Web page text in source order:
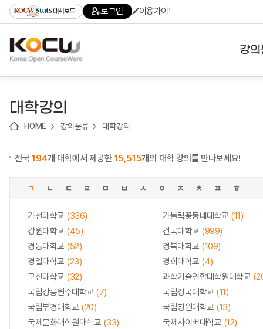
기
기
기
content)
가
대시보드 로그인 이용가이드
강
대학강의
HOME 강의분류 대학강의
전국194개 대학에서 제공한 15,515개의 대학 강의를 만나보세요!
ㄱ ㄴ ㄷ ㄹ ㅁ ㅂ ㅅ ㅇ ㅈ ㅊ ㅍ ㅎ
가천대학교 (336) 가톨릭꽃동네대학교 (11)
강원대학교 (45) 건국대학교 (999)
경동대학교 (52) 경북대학교 (109)
경일대학교 (23) 경희대학교 (4)
고신대학교 (32) 과학기술연합대학원대학교
국립강릉원주대학교 (7) 국립경국대학교 (11)
국립부경대학교 (20) 국립창원대학교 (13)
국제문화대학원대학교 (33) 국제사이버대학교 (12)